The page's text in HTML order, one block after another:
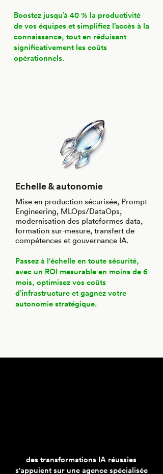
Boostez jusqu’à 40 % la productivité
de vos équipes et simplifiez l’accès à la
connaissance, tout en réduisant
significativement les coûts
opérationnels.
Echelle & autonomie
Mise en production sécurisée, Prompt
Engineering, MLOps/DataOps,
modernisation des plateformes data,
formation sur-mesure, transfert de
compétences et gouvernance IA.
Passez à l'échelle en toute sécurité,
avec un ROI mesurable en moins de 6
mois, optimisez vos coûts
d’infrastructure et gagnez votre
autonomie stratégique.
des transformations IA réussies
s'appuient sur une agence spécialisée